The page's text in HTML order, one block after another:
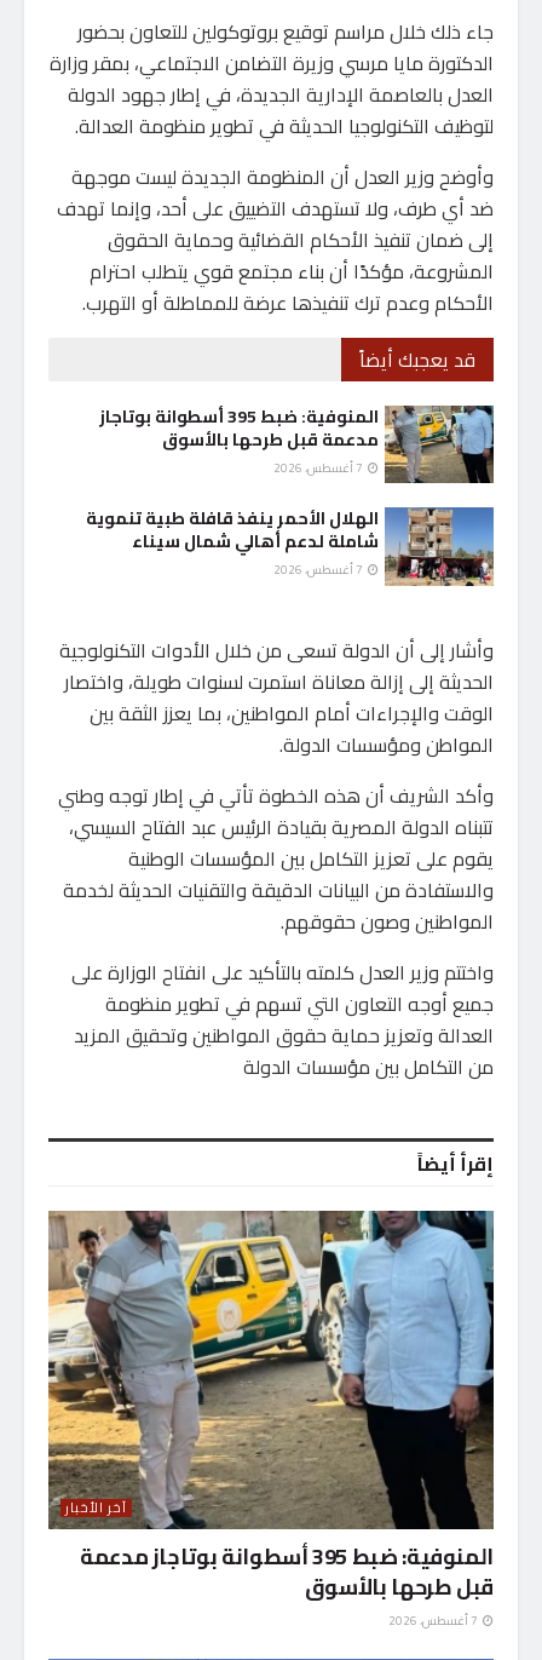
جاء ذلك خلال مراسم توقيع بروتوكولين للتعاون بحضور
الدكتورة مايا مرسي وزيرة التضامن الاجتماعي، بمقر وزارة
العدل بالعاصمة الإدارية الجديدة، في إطار جهود الدولة
لتوظيف التكنولوجيا الحديثة في تطوير منظومة العدالة.
وأوضح وزير العدل أن المنظومة الجديدة ليست موجهة
ضد أي طرف، ولا تستهدف التضييق على أحد، وإنما تهدف
إلى ضمان تنفيذ الأحكام القضائية وحماية الحقوق
المشروعة، مؤكدًا أن بناء مجتمع قوي يتطلب احترام
الأحكام وعدم ترك تنفيذها عرضة للمماطلة أو التهرب.
قد يعجبك أيضاً
المنوفية: ضبط 395 أسطوانة بوتاجاز
مدعمة قبل طرحها بالأسوق
الهلال الأحمر ينفذ قافلة طبية تنموية
شاملة لدعم أهالي شمال سيناء
وأشار إلى أن الدولة تسعى من خلال الأدوات التكنولوجية
الحديثة إلى إزالة معاناة استمرت لسنوات طويلة، واختصار
الوقت والإجراءات أمام المواطنين، بما يعزز الثقة بين
المواطن ومؤسسات الدولة.
وأكد الشريف أن هذه الخطوة تأتي في إطار توجه وطني
تتبناه الدولة المصرية بقيادة الرئيس عبد الفتاح السيسي،
يقوم على تعزيز التكامل بين المؤسسات الوطنية
والاستفادة من البيانات الدقيقة والتقنيات الحديثة لخدمة
المواطنين وصون حقوقهم.
واختتم وزير العدل كلمته بالتأكيد على انفتاح الوزارة على
جميع أوجه التعاون التي تسهم في تطوير منظومة
العدالة وتعزيز حماية حقوق المواطنين وتحقيق المزيد
من التكامل بين مؤسسات الدولة
إقرأ أيضاً
آخر الأخبار
المنوفية: ضبط 395 أسطوانة بوتاجاز مدعمة
قبل طرحها بالأسوق